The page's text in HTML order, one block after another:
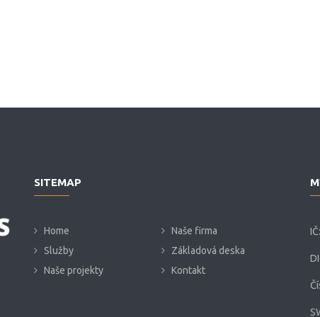
SITEMAP
Home
Naše firma
Služby
Základová deska
Naše projekty
Kontakt